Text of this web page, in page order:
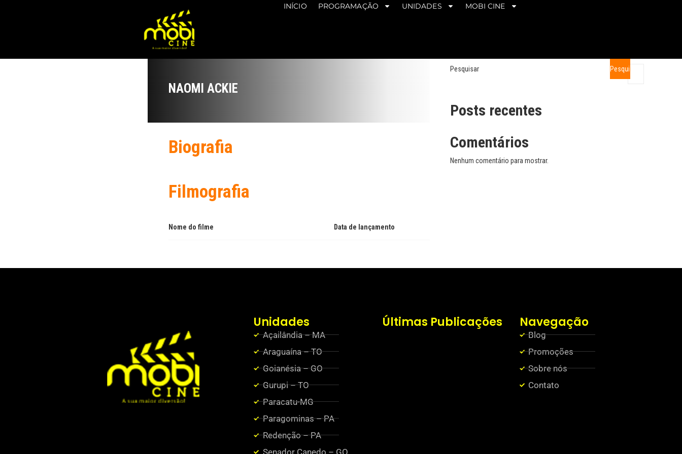
INÍCIO PROGRAMAÇÃO UNIDADES MOBI CINE
NAOMI ACKIE
Biografia
Filmografia
Nome do filme Data de lançamento
Pesquisar Pesquisar
Posts recentes
Comentários
Nenhum comentário para mostrar.
Unidades
Açailândia – MA
Araguaína – TO
Goianésia – GO
Gurupi – TO
Paracatu-MG
Paragominas – PA
Redenção – PA
Senador Canedo – GO
Últimas Publicações Navegação
Blog
Promoções
Sobre nós
Contato